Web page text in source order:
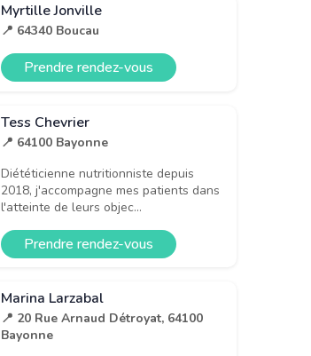
Myrtille Jonville
📍 64340 Boucau
Prendre rendez-vous
Tess Chevrier
📍 64100 Bayonne
Diététicienne nutritionniste depuis
2018, j'accompagne mes patients dans
l'atteinte de leurs objec...
Prendre rendez-vous
Marina Larzabal
📍 20 Rue Arnaud Détroyat, 64100
Bayonne